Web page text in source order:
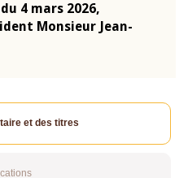
4 mars 2026,
Monsieur Jean-
et des titres